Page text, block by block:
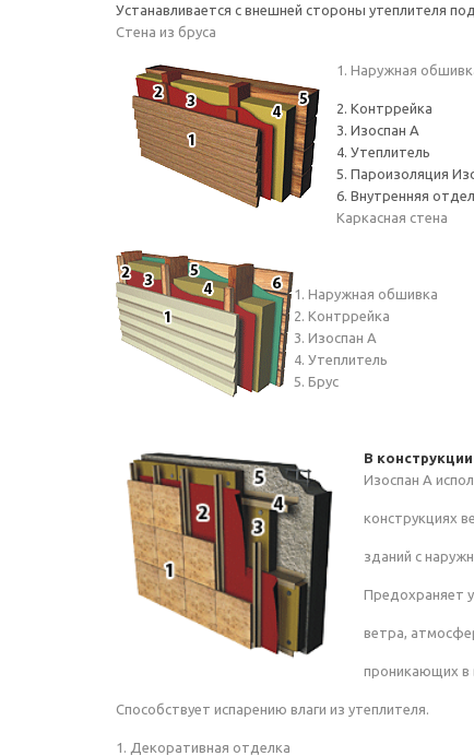
Устанавливается с внешней стороны утеплителя
Стена из бруса
1. Наружная
2. Контррейка
3. Изоспан А
4. Утеплитель
5. Пароизоляция
6. Внутренняя
Каркасная стена
1. Наружная обшивка
2. Контррейка
3. Изоспан А
4. Утеплитель
5. Брус
В
Изоспан А
конструкциях
зданий с
Предохраняет
ветра,
проникающих в
Способствует испарению влаги из утеплителя.
1. Декоративная отделка